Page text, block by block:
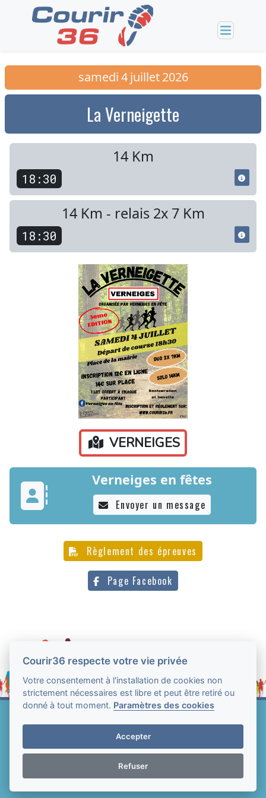
samedi4 juillet 2026
La Verneigette
14 Km
18:30
14 Km - relais 2x 7 Km
18:30
VERNEIGES
Verneiges en fêtes
Envoyer un message
Règlement des épreuves
Page Facebook
2004-2026
Mentions légales et conditions générales
Courir36 respecte votre vie privée
Votre consentement à l'installation de cookies non
strictement nécessaires est libre et peut être retiré ou
donné à tout moment. Paramètres des cookies
Accepter
Refuser